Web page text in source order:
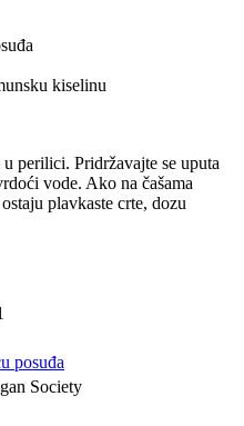
kiselinu
perilici. Pridržavajte se uputa
vode. Ako na čašama
plavkaste crte, dozu
posuđa
Society